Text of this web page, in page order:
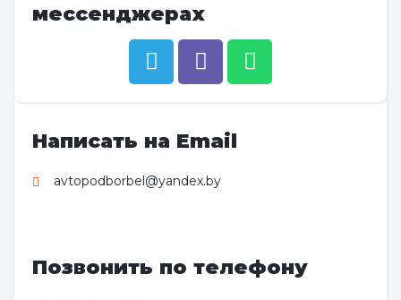
мессенджерах
Написать на Email
avtopodborbel@yandex.by
Позвонить по телефону